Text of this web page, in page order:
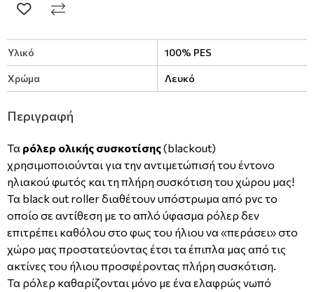
Υλικό 100% PES
Χρώμα Λευκό
Περιγραφή
Τα ρόλερ ολικής συσκοτίσης(blackout)
χρησιμοποιούνται για την αντιμετώπισή του έντονο
ηλιακού φωτός και τη πλήρη συσκότιση του χώρου μας!
Τα black out roller διαθέτουν υπόστρωμα από pvc το
οποίο σε αντίθεση με το απλό ύφασμα ρόλερ δεν
επιτρέπει καθόλου στο φως του ήλιου να «περάσει» στο
χώρο μας προστατεύοντας έτσι τα έπιπλα μας από τις
ακτίνες του ήλιου προσφέροντας πλήρη συσκότιση.
Τα ρόλερ καθαρίζονται μόνο με ένα ελαφρώς νωπό